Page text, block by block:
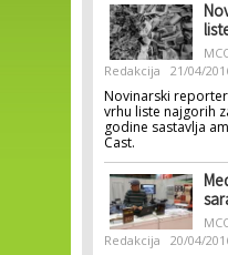
Redakcija
21/04/
Novinarski
vrhu liste najgorih
godine sastavlja
Cast.
Redakcija
20/04/